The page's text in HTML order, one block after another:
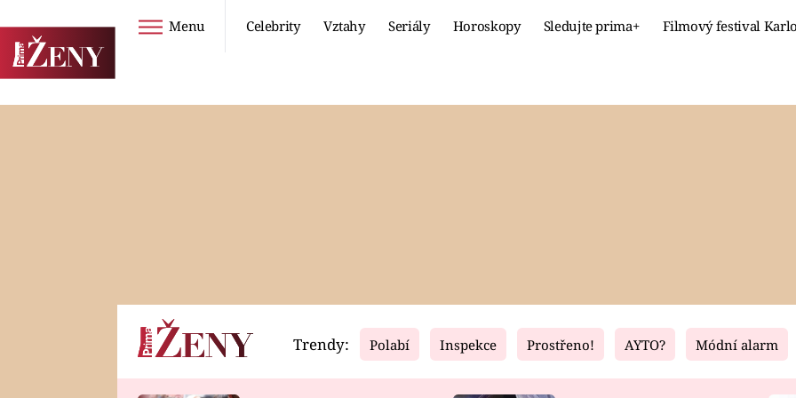
Menu Celebrity Vztahy Seriály Horoskopy Sledujte prima+ Filmový festival
Horoskopy Video Fresh Living
Trendy: Polabí Inspekce Prostřeno! AYTO? Módní alarm